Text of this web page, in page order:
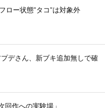
ロー状態”タコ”は対象外
プデさん、新ブキ追加無しで確
回作への実験場」